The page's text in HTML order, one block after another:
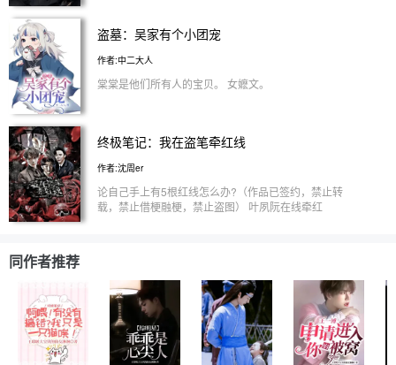
共同财产，你随便刷” ........男主挺多的，就不写了
盗墓：吴家有个小团宠
作者:中二大人
棠棠是他们所有人的宝贝。 女嬷文。
终极笔记：我在盗笔牵红线
作者:沈周er
论自己手上有5根红线怎么办?（作品已签约，禁止转
载，禁止借梗融梗，禁止盗图） 叶夙阮在线牵红
养你一辈子。 张日山:夙阮姑娘，不知你是否中意我
这百岁老人。 盗墓甜宠文正式开启。 【南风文社
（霓裳分社）】南风知我意，吹梦到西洲
同作者推荐